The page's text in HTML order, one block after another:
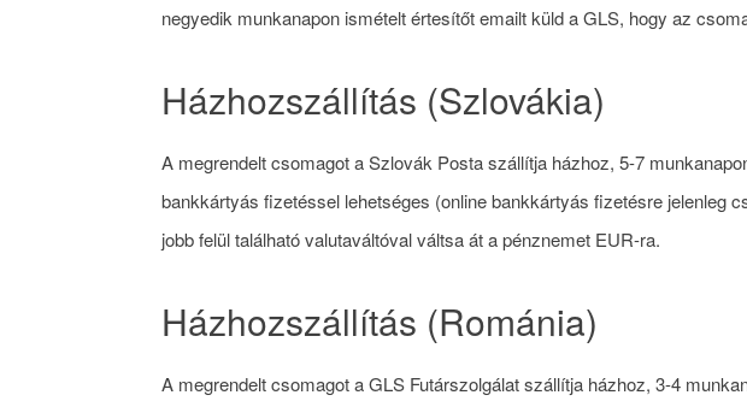
negyedik munkanapon ismételt értesítőt emailt küld a GLS, hogy az
Házhozszállítás (Szlovákia)
A megrendelt csomagot a Szlovák Posta szállítja házhoz, 5-7
bankkártyás fizetéssel lehetséges (online bankkártyás fizetésre jelenleg
jobb felül található valutaváltóval váltsa át a pénznemet EUR-ra.
Házhozszállítás (Románia)
A megrendelt csomagot a GLS Futárszolgálat szállítja házhoz, 3-4